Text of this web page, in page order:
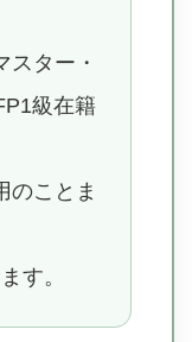
ター・
級在籍
のことま
す。